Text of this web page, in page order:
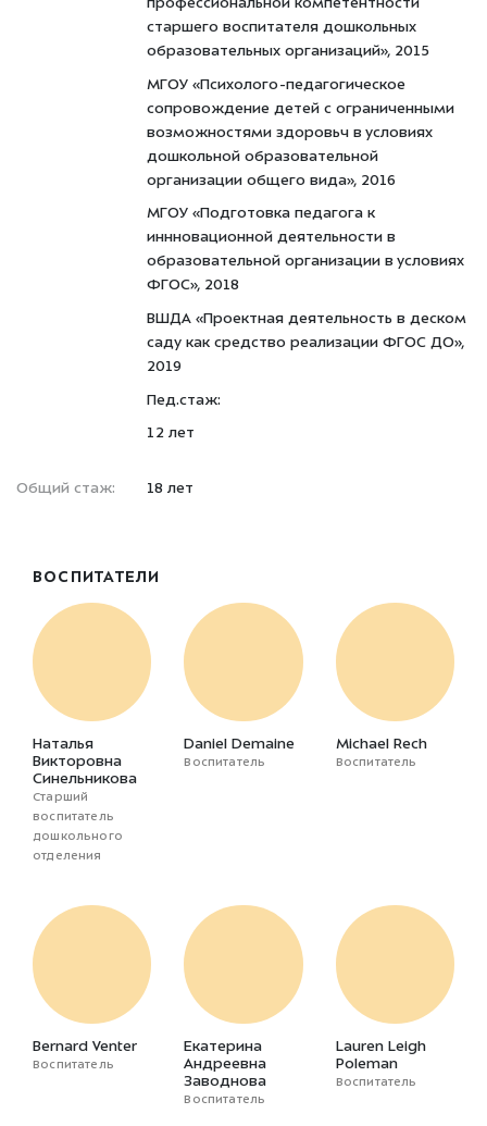
профессиональной компетентности
старшего воспитателя дошкольных
образовательных организаций», 2015
МГОУ «Психолого-педагогическое
сопровождение детей с ограниченными
возможностями здоровьч в условиях
дошкольной образовательной
организации общего вида», 2016
МГОУ «Подготовка педагога к
иннновационной деятельности в
образовательной организации в условиях
ФГОС», 2018
ВШДА «Проектная деятельность в деском
саду как средство реализации ФГОС ДО»,
2019
Пед.стаж:
12 лет
Общий стаж: 18 лет
ВОСПИТАТЕЛИ
Наталья
Викторовна
Синельникова
Старший
воспитатель
дошкольного
отделения
Daniel Demaine
Воспитатель
Michael Rech
Воспитатель
Bernard Venter
Воспитатель
Екатерина
Андреевна
Заводнова
Воспитатель
Lauren Leigh
Poleman
Воспитатель